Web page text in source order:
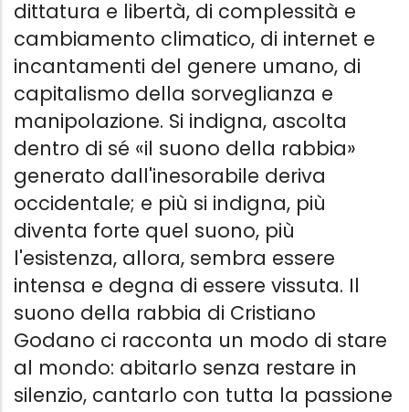
dittatura e libertà, di complessità e
cambiamento climatico, di internet e
incantamenti del genere umano, di
capitalismo della sorveglianza e
manipolazione. Si indigna, ascolta
dentro di sé «il suono della rabbia»
generato dall'inesorabile deriva
occidentale; e più si indigna, più
diventa forte quel suono, più
l'esistenza, allora, sembra essere
intensa e degna di essere vissuta. Il
suono della rabbia di Cristiano
Godano ci racconta un modo di stare
al mondo: abitarlo senza restare in
silenzio, cantarlo con tutta la passione